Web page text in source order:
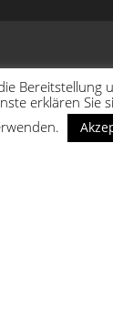
Bereitstellung
erklären Sie